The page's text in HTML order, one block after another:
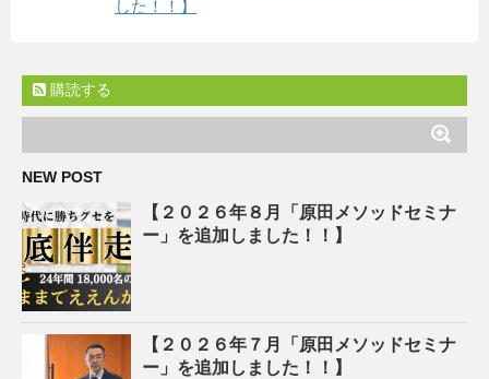
した！！】
購読する
NEW POST
【２０２６年８月「原田メソッドセミナ
ー」を追加しました！！】
【２０２６年７月「原田メソッドセミナ
ー」を追加しました！！】